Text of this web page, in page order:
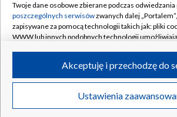
Rada Programowa
System NOS
Informacje o nadawcy
Program dla prasy
Ogłoszenie przetargowe
Kontakt
Kanały
©2026 Telewizja Polska S.A. w
Twoje dane osobowe zbierane podczas odwiedzania
poszczególnych serwisówzwanych dalej
zapisywane za pomocą technologii takich jak: pliki
WWW lub innych podobnych technologii
ruchu w Internecie.
Twoje dane osobowe zbierane podczas odwiedzania
poszczególnych serwisówna Portalu, takie jak
Ustawienia
Akceptuję i przechodzę do